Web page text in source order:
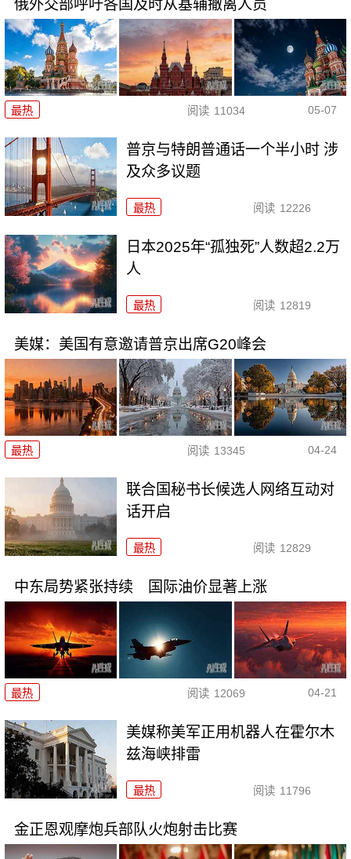
俄外交部呼吁各国及时从基辅撤离人员
最热 阅读 11034 05-07
普京与特朗普通话一个半小时 涉
及众多议题
最热 阅读 12226
日本2025年“孤独死”人数超2.2万
人
最热 阅读 12819
美媒：美国有意邀请普京出席G20峰会
最热 阅读 13345 04-24
联合国秘书长候选人网络互动对
话开启
最热 阅读 12829
中东局势紧张持续 国际油价显著上涨
最热 阅读 12069 04-21
美媒称美军正用机器人在霍尔木
兹海峡排雷
最热 阅读 11796
金正恩观摩炮兵部队火炮射击比赛